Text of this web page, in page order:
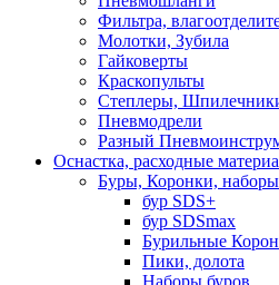
Фильтра,
Молотки, Зубила
Гайковерты
Краскопульты
Степлеры,
Пневмодрели
Разный
Оснастка, расходные
Буры, Коронки,
бур SDS+
бур SDSmax
Бурильные
Пики, долота
Наборы буров